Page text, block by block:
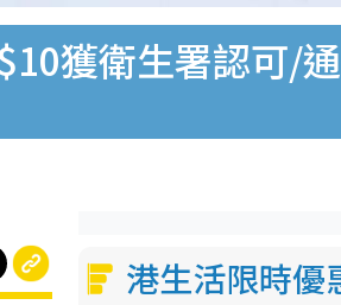
獲衛生署認可/
港生活限時優